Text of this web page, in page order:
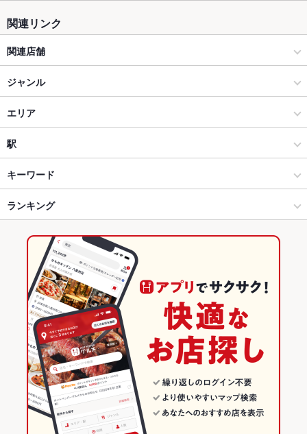
関連リンク
関連店舗
天ぷらとおでん 天串
ジャンル
居酒屋
和風
海鮮
浜松 × 居酒屋
浜松 × 和風
浜松 × 海鮮
新浜松駅 × 居酒屋
新浜松駅 × 和風
新浜松駅 × 海鮮
エリア
浜松駅
浜松駅 × 居酒屋
浜松駅 × 和風
浜松駅 × 海鮮
静岡 × 居酒屋
静岡 × 和風
静岡 × 海鮮
駅
新浜松駅
第一通り駅
浜松駅
キーワード
手羽先 からあげ
焼きそば つくね ステーキ
ランキング
静岡のグルメランキング
静岡の居酒屋ランキング
浜松のグルメランキング
浜松の居酒屋ランキング
浜松駅のグルメランキング
浜松駅の居酒屋ランキング